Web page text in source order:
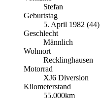
Stefan
Geburtstag
5. April 1982 (44)
Geschlecht
Männlich
Wohnort
Recklinghausen
Motorrad
XJ6 Diversion
Kilometerstand
55.000km